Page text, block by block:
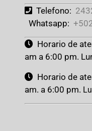
Telefono:
Whatsapp:
Horario de
am a 6:00 pm.
Horario de
am. a 6:00 pm.